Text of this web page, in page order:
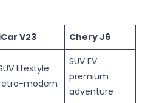
V23 Chery J6
lifestyle
modern
SUV EV
premium
adventure